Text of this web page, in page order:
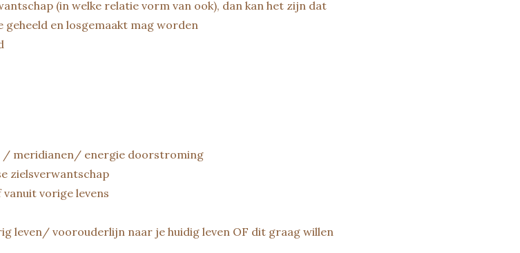
(in welke relatie vorm van ook), dan kan het zijn dat
en losgemaakt mag worden
/ meridianen/ energie doorstroming
zielsverwantschap
vorige levens
leven/ voorouderlijn naar je huidig leven OF dit graag willen